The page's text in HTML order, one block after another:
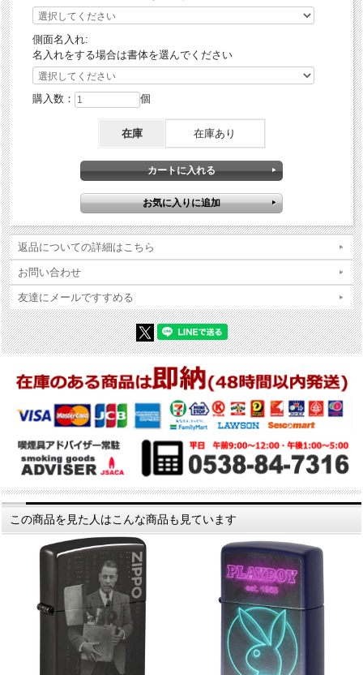
ケース形状：レギュラー・ケース
加工表面処理：エッチング｜ニッケル古美仕上げ
その他：フラミンゴ限定販売
側面名入れ:
名入れをする場合は書体を選んでください
購入数： 個
在庫 在庫あり
返品についての詳細はこちら
お問い合わせ
友達にメールですすめる
この商品を見た人はこんな商品も見ています